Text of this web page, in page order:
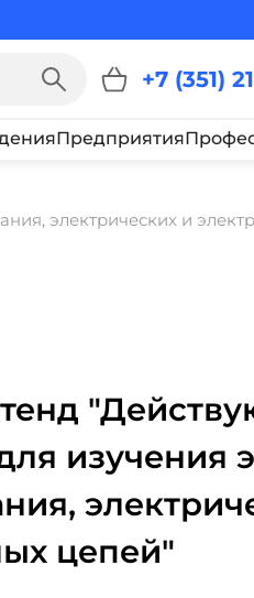
+7 (351)
Предприятия
электрических и
изучения
цепей"